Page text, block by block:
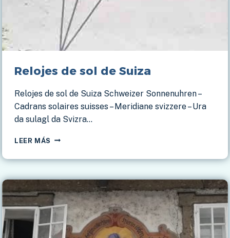
Relojes de sol de Suiza
Relojes de sol de Suiza Schweizer Sonnenuhren –
Cadrans solaires suisses – Meridiane svizzere – Ura
da sulagl da Svizra…
LEER MÁS RELOJES
SOL
SUIZA